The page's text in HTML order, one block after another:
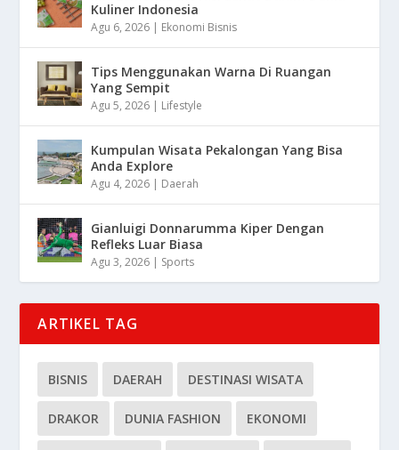
Kuliner Indonesia
Agu 6, 2026 | Ekonomi Bisnis
Tips Menggunakan Warna Di Ruangan
Yang Sempit
Agu 5, 2026 | Lifestyle
Kumpulan Wisata Pekalongan Yang Bisa
Anda Explore
Agu 4, 2026 | Daerah
Gianluigi Donnarumma Kiper Dengan
Refleks Luar Biasa
Agu 3, 2026 | Sports
ARTIKEL TAG
BISNIS DAERAH DESTINASI WISATA
DRAKOR DUNIA FASHION EKONOMI